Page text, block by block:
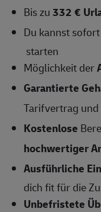
Bis zu332 €
Du kannst sofort
starten
Möglichkeit der
Garantierte
Tarifvertrag und
Kostenlose
hochwertiger
Ausführliche
dich fit für die
Unbefristete